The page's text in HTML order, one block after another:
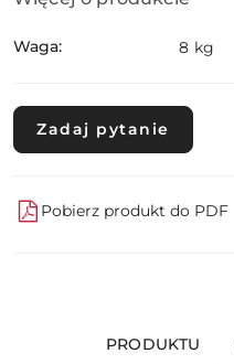
Waga: 8 kg
Zadaj pytanie
Pobierz produkt do PDF
PRODUKTU